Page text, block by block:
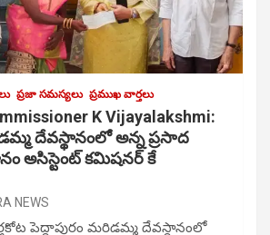
ప్రజా సమస్యలు ప్రముఖ వార్తలు
K Vijayalakshmi:
దేవస్థానంలో అన్న ప్రసాద
అసిస్టెంట్ కమిషనర్ కే
NEWS
పెద్దాపురం మరిడమ్మ దేవస్థానంలో